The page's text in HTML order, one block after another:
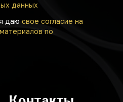
данных
даю свое согласие на
по